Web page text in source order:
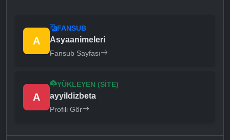
A
FANSUB
Asyaanimeleri
Fansub Sayfası
A
YÜKLEYEN (SITE)
ayyildizbeta
Profili Gör